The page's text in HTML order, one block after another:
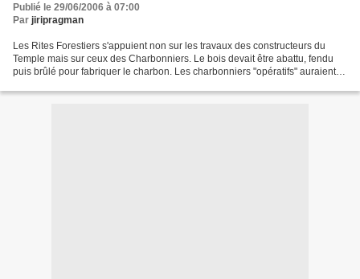
Publié le 29/06/2006 à 07:00
Par jiripragman
Les Rites Forestiers s'appuient non sur les travaux des constructeurs du
Temple mais sur ceux des Charbonniers. Le bois devait être abattu, fendu
puis brûlé pour fabriquer le charbon. Les charbonniers "opératifs" auraient